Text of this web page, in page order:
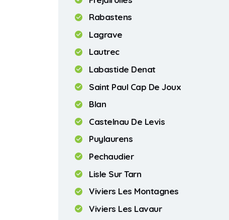
Rabastens
Lagrave
Lautrec
Labastide Denat
Saint Paul Cap De Joux
Blan
Castelnau De Levis
Puylaurens
Pechaudier
Lisle Sur Tarn
Viviers Les Montagnes
Viviers Les Lavaur